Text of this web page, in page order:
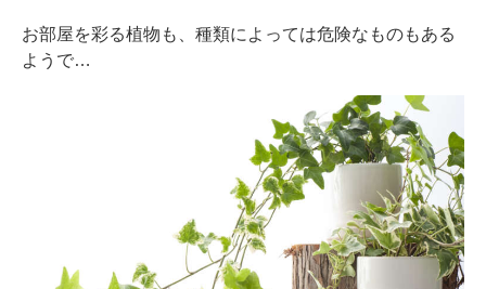
お部屋を彩る植物も、種類によっては危険なものもある
ようで…